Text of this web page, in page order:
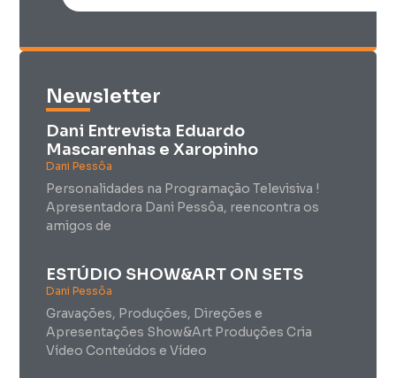
Newsletter
Dani Entrevista Eduardo
Mascarenhas e Xaropinho
Dani Pessôa
Personalidades na Programação Televisiva !
Apresentadora Dani Pessôa, reencontra os
amigos de
ESTÚDIO SHOW&ART ON SETS
Dani Pessôa
Gravações, Produções, Direções e
Apresentações Show&Art Produções Cria
Vídeo Conteúdos e Vídeo